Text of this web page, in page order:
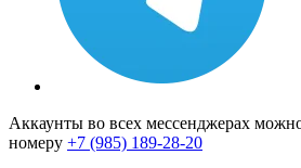
Аккаунты во всех мессенджерах
номеру +7 (985) 189-28-20